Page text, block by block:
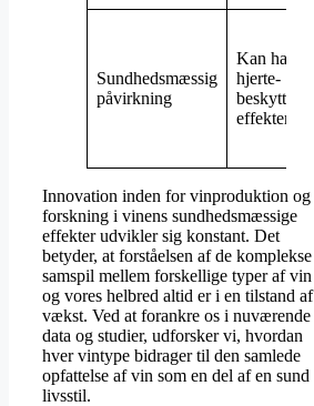
Sundhedsmæssig
påvirkning
Kan have
hjerte-
beskyttende
effekter
Innovation inden for vinproduktion og
forskning i vinens sundhedsmæssige
effekter udvikler sig konstant. Det
betyder, at forståelsen af de komplekse
samspil mellem forskellige typer af vin
og vores helbred altid er i en tilstand af
vækst. Ved at forankre os i nuværende
data og studier, udforsker vi, hvordan
hver vintype bidrager til den samlede
opfattelse af vin som en del af en sund
livsstil.